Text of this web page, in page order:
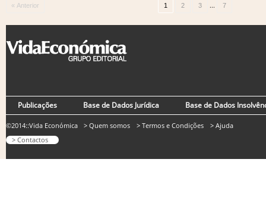
« Anterior 1 2 3 ... 7
Publicações Base de Dados Jurídica Base de Dados
©2014::Vida Económica
> Contactos
> Quem somos > Termos e Condições > Ajuda